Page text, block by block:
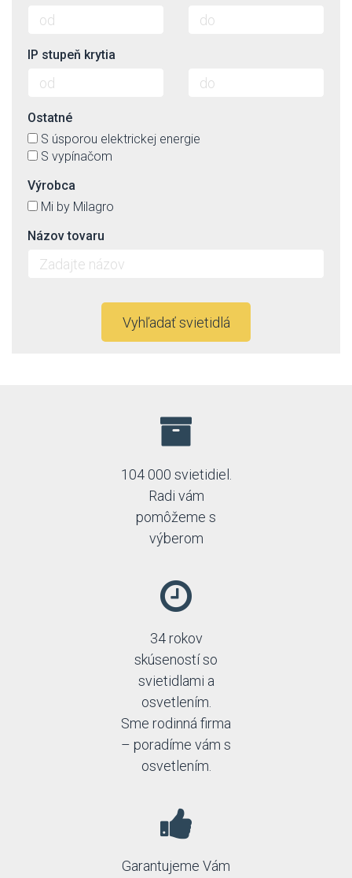
IP stupeň krytia
Ostatné
S úsporou elektrickej energie
S vypínačom
Výrobca
Mi by Milagro
Názov tovaru
Vyhľadať svietidlá
104 000 svietidiel.
Radi vám
pomôžeme s
výberom
34 rokov
skúseností so
svietidlami a
osvetlením.
Sme rodinná firma
– poradíme vám s
osvetlením.
Garantujeme Vám